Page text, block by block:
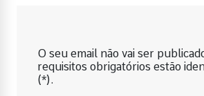
O seu email não vai ser
requisitos obrigatórios estão
(*).